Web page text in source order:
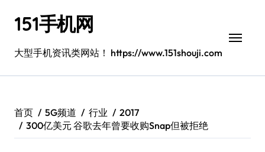
151手机网
大型手机资讯类网站！ https://www.151shouji.com
首页 5G频道 行业
2017
300亿美元 谷歌去年曾要收购Snap但被拒绝